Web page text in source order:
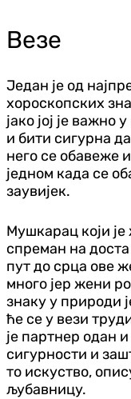
Везе
Један је од
хороскопских
јако јој је
и бити сигурна
него се обавеже
једном када се
заувијек.
Мушкарац који
спреман на
пут до срца ове
много јер жени
знаку у природи
ће се у вези
је партнер одан и
сигурности и
то искуство,
љубавницу.